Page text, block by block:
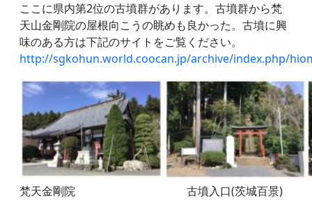
ここに県内第2位の古墳群があります。古墳群から梵
天山金剛院の屋根向こうの眺めも良かった。古墳に興
味のある方は下記のサイトをご覧ください。
http://sgkohun.world.coocan.jp/archive/index.php/
梵天金剛院 古墳入口(茨城